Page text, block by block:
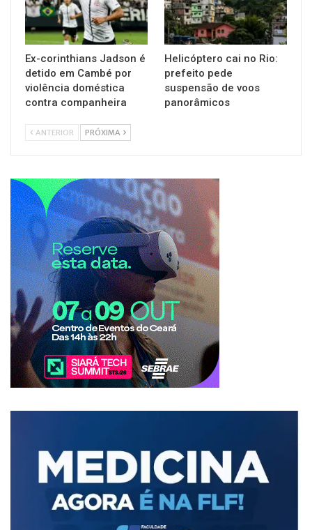
Ex-corinthians Jadson é
detido em Cambé por
violência doméstica
contra companheira
Helicóptero cai no Rio:
prefeito pede
suspensão de voos
panorâmicos
ANTERIOR PRÓXIMA